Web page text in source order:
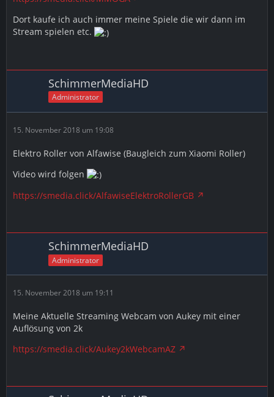
Dort kaufe ich auch immer meine Spiele die wir dann im
Stream spielen etc.
SchimmerMediaHD
Administrator
15. November 2018 um 19:08
Elektro Roller von Alfawise (Baugleich zum Xiaomi Roller)
Video wird folgen
https://smedia.click/AlfawiseElektroRollerGB
SchimmerMediaHD
Administrator
15. November 2018 um 19:11
Meine Aktuelle Streaming Webcam von Aukey mit einer
Auflösung von 2k
https://smedia.click/Aukey2kWebcamAZ